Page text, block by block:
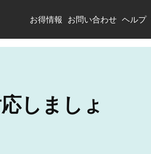
お得情報 お問い合わせ ヘルプ
しましょ